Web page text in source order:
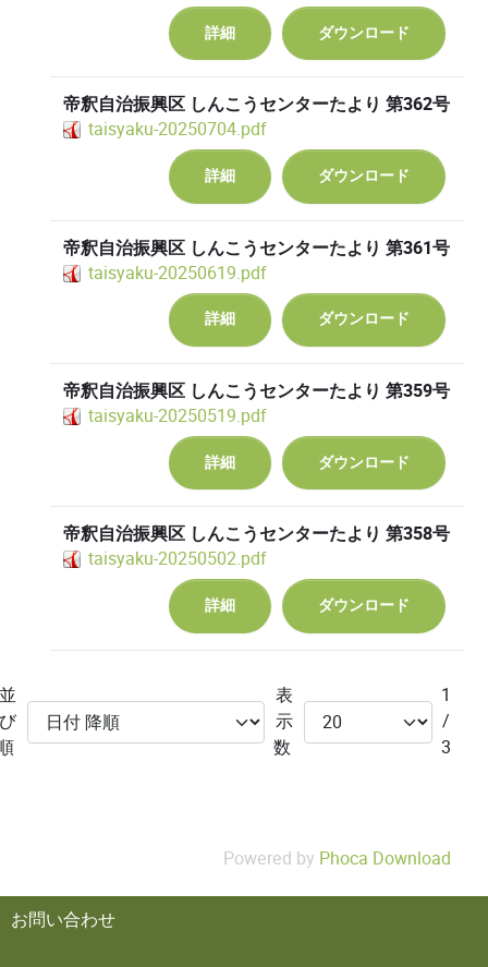
ダウンロード
詳細
帝釈自治振興区 しんこうセンターたより 第362号
taisyaku-20250704.pdf
ダウンロード
詳細
帝釈自治振興区 しんこうセンターたより 第361号
taisyaku-20250619.pdf
ダウンロード
詳細
帝釈自治振興区 しんこうセンターたより 第359号
taisyaku-20250519.pdf
ダウンロード
詳細
帝釈自治振興区 しんこうセンターたより 第358号
taisyaku-20250502.pdf
ダウンロード
詳細
並
び
表
示
数
1
/
3
Powered by Phoca Download
お問い合わせ